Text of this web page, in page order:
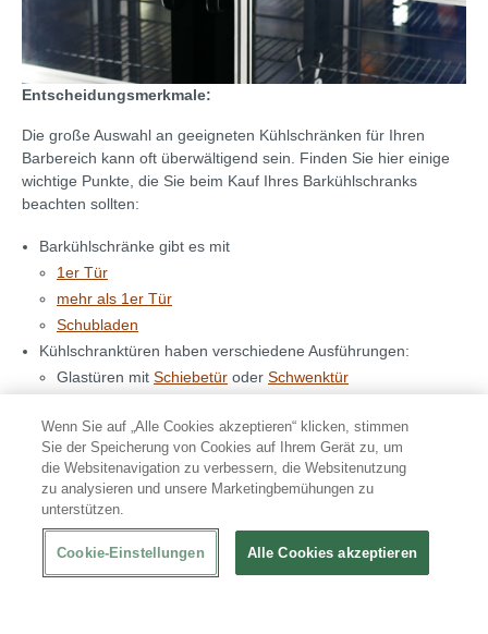
Entscheidungsmerkmale:
Die große Auswahl an geeigneten Kühlschränken für Ihren
Barbereich kann oft überwältigend sein. Finden Sie hier einige
wichtige Punkte, die Sie beim Kauf Ihres Barkühlschranks
beachten sollten:
Barkühlschränke gibt es mit
1er Tür
mehr als 1er Tür
Schubladen
Kühlschranktüren haben verschiedene Ausführungen:
Glastüren mit Schiebetür oder Schwenktür
Schubladen
Unterschiedliche Volumen
Effizienzklassen: A,B,C,D,E,F, G.
90% zufriedene Kunden
Wenn Sie auf „Alle Cookies akzeptieren“ klicken, stimmen
Sie der Speicherung von Cookies auf Ihrem Gerät zu, um
die Websitenavigation zu verbessern, die Websitenutzung
zu analysieren und unsere Marketingbemühungen zu
unterstützen.
Cookie-Einstellungen Alle Cookies akzeptieren